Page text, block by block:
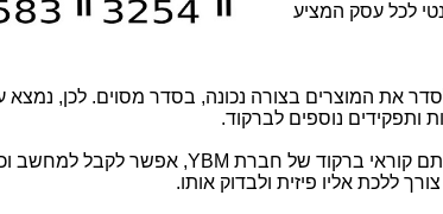
לכל עסק המציע
את המוצרים בצורה נכונה, בסדר מסוים. לכן, נמצא
ותפקידים נוספים לברקוד.
קוראי ברקוד של חברת YBM, אפשר לקבל למחשב
ללכת אליו פיזית ולבדוק אותו.